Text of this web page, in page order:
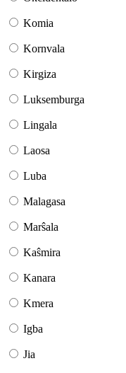
Komia
Kornvala
Kirgiza
Luksemburga
Lingala
Laosa
Luba
Malagasa
Marŝala
Kaŝmira
Kanara
Kmera
Igba
Jia